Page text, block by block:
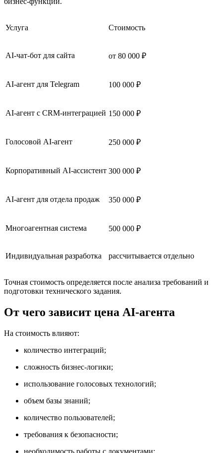
Услуга Стоимость
AI-чат-бот для сайта от 80 000 ₽
AI-агент для Telegram 100 000 ₽
AI-агент с CRM-интеграцией 150 000 ₽
Голосовой AI-агент 250 000 ₽
Корпоративный AI-ассистент 300 000 ₽
AI-агент для отдела продаж 350 000 ₽
Многоагентная система 500 000 ₽
Индивидуальная разработка рассчитывается отдельно
Точная стоимость определяется после анализа требований и
подготовки технического задания.
От чего зависит цена AI-агента
На стоимость влияют:
количество интеграций;
сложность бизнес-логики;
использование голосовых технологий;
объем базы знаний;
количество пользователей;
требования к безопасности;
необходимость работы с документами;